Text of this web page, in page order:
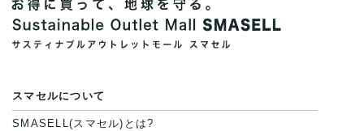
スマセルについて
SMASELL(スマセル)とは?